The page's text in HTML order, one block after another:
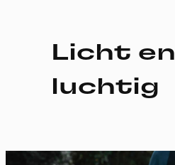
Licht en
luchtig